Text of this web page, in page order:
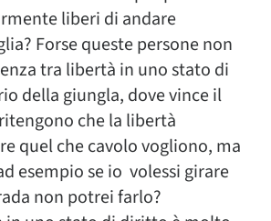
liberi di andare
Forse queste persone non
tra libertà in uno stato di
della giungla, dove vince il
che la libertà
quel che cavolo vogliono, ma
esempio se io volessi girare
non potrei farlo?